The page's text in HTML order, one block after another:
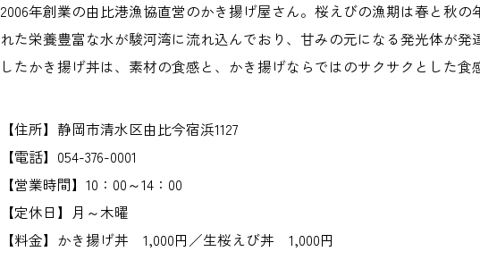
2006年創業の由比港漁協直営のかき揚げ屋さん。桜えびの漁期は春と秋
れた栄養豊富な水が駿河湾に流れ込んでおり、甘みの元になる発光体が
したかき揚げ丼は、素材の食感と、かき揚げならではのサクサクとした食
【住所】静岡市清水区由比今宿浜1127
【電話】054-376-0001
【営業時間】10：00～14：00
【定休日】月～木曜
【料金】かき揚げ丼 1,000円／生桜えび丼 1,000円